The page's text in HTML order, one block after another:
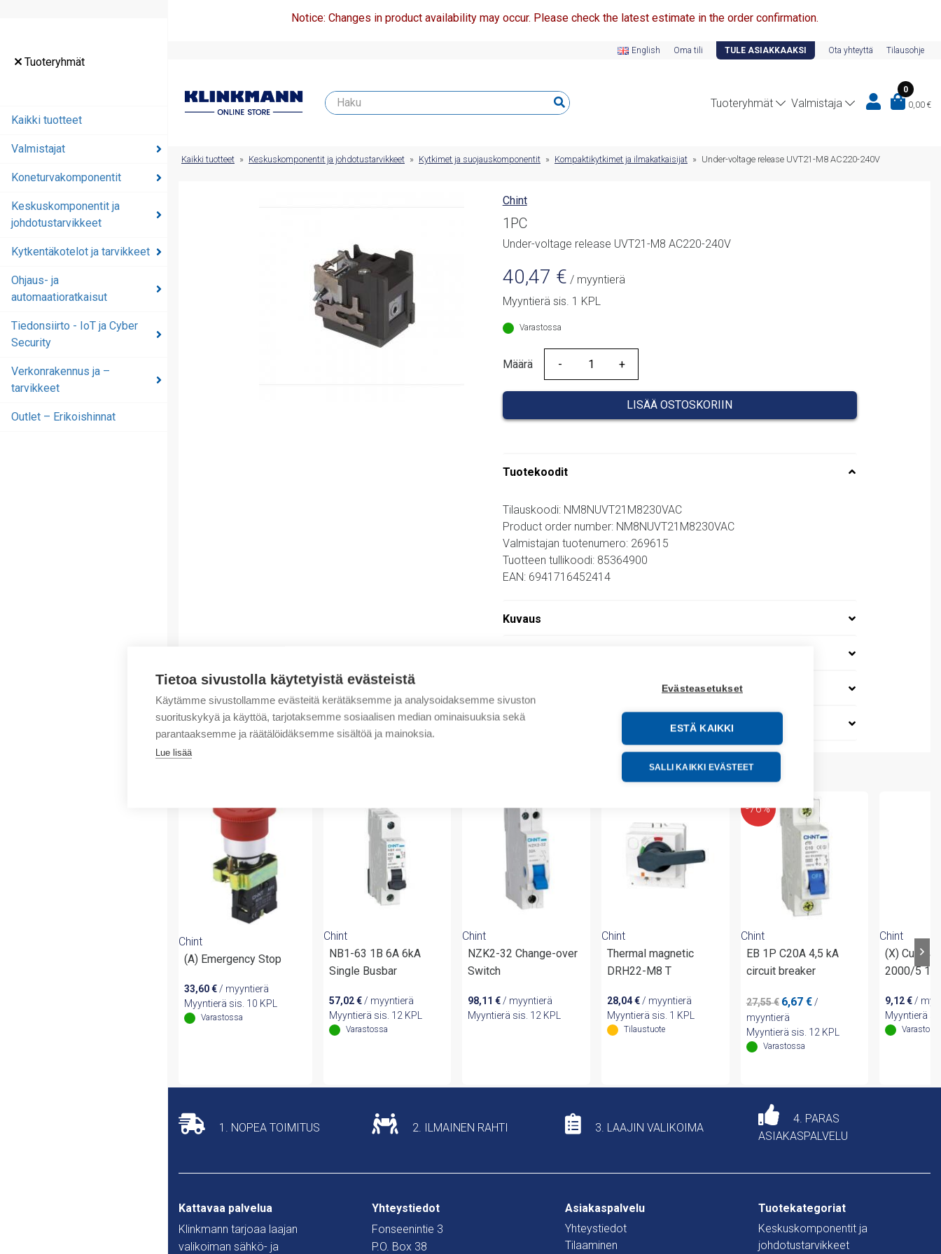
Tietoa sivustolla käytetyistä evästeistä
Käytämme sivustollamme evästeitä kerätäksemme ja analysoidaksemme sivuston
suorituskykyä ja käyttöä, tarjotaksemme sosiaalisen median ominaisuuksia sekä
parantaaksemme ja räätälöidäksemme sisältöä ja mainoksia.
Lue lisää
Evästeasetukset
ESTÄ KAIKKI
SALLI KAIKKI EVÄSTEET
Tuoteryhmät
Kaikki tuotteet
Valmistajat
Koneturvakomponentit
Keskuskomponentit ja
johdotustarvikkeet
Kytkentäkotelot ja tarvikkeet
Ohjaus- ja
automaatioratkaisut
Tiedonsiirto - IoT ja Cyber
Security
Verkonrakennus ja –
tarvikkeet
Outlet – Erikoishinnat
Notice: Changes in product availability may occur. Please check the latest estimate in the order confirmation.
English Oma tili TULE ASIAKKAAKSI Ota yhteyttä Tilausohje
Tuoteryhmät Valmistaja
0
0,00 €
Kaikki tuotteet » Keskuskomponentit ja johdotustarvikkeet » Kytkimet ja suojauskomponentit » Kompaktikytkimet ja ilmakatkaisijat » Under-voltage release UVT21-M8 AC220-240V
Chint
1PC
Under-voltage release UVT21-M8 AC220-240V
40,47 € / myyntierä
Myyntierä sis. 1 KPL
Varastossa
Määrä
Määrä
LISÄÄ OSTOSKORIIN
Tuotekoodit
Tilauskoodi: NM8NUVT21M8230VAC
Product order number: NM8NUVT21M8230VAC
Valmistajan tuotenumero: 269615
Tuotteen tullikoodi: 85364900
EAN: 6941716452414
Kuvaus
Liitteet
Chint
(A) Emergency Stop
33,60€ / myyntierä
Myyntierä sis. 10 KPL
Varastossa
Chint
NB1-63 1B 6A 6kA
Single Busbar
57,02€/ myyntierä
Myyntierä sis. 12 KPL
Varastossa
Chint
NZK2-32 Change-over
Switch
98,11€ / myyntierä
Myyntierä sis. 12 KPL
Chint
Thermal magnetic
DRH22-M8 T
28,04€ / myyntierä
Myyntierä sis. 1 KPL
Tilaustuote
-76%
Chint
EB 1P C20A 4,5 kA
circuit breaker
27,55€ Alkuperäinen
hinta
oli:
27,55 €.
6,67 €Nykyinen
on:
/
myyntierä
Myyntierä sis. 12 KPL
Varastossa
Chint
(X)
2000/5
9,12€ /
Myyntierä
1. NOPEA TOIMITUS 2. ILMAINEN RAHTI 3. LAAJIN VALIKOIMA
4. PARAS
ASIAKASPALVELU
Kattavaa palvelua
Klinkmann tarjoaa laajan
valikoiman sähkö- ja
Yhteystiedot
Fonseenintie 3
P.O. Box 38
Asiakaspalvelu
Yhteystiedot
Tilaaminen
Tuotekategoriat
Keskuskomponentit ja
johdotustarvikkeet